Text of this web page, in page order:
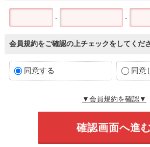
- -
会員規約をご確認の上チェックをしてくだ
同意する 同意
▼会員規約を確認▼